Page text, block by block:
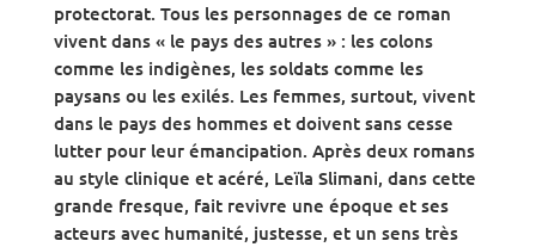
protectorat. Tous les personnages de ce roman
vivent dans « le pays des autres » : les colons
comme les indigènes, les soldats comme les
paysans ou les exilés. Les femmes, surtout, vivent
dans le pays des hommes et doivent sans cesse
lutter pour leur émancipation. Après deux romans
au style clinique et acéré, Leïla Slimani, dans cette
grande fresque, fait revivre une époque et ses
acteurs avec humanité, justesse, et un sens très